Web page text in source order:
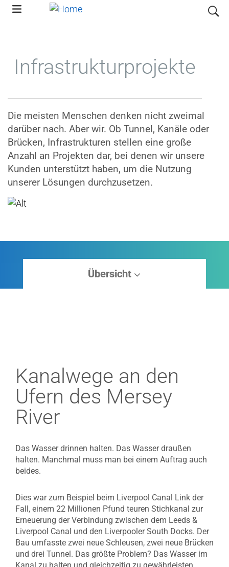
Skip
search
Infrastrukturprojekte
Die meisten Menschen denken nicht zweimal
darüber nach. Aber wir. Ob Tunnel, Kanäle oder
Brücken, Infrastrukturen stellen eine große
Anzahl an Projekten dar, bei denen wir unsere
Kunden unterstützt haben, um die Nutzung
unserer Lösungen durchzusetzen.
Übersicht
Kanalwege an den
Ufern des Mersey
River
Das Wasser drinnen halten. Das Wasser draußen
halten. Manchmal muss man bei einem Auftrag auch
beides.
Dies war zum Beispiel beim Liverpool Canal Link der
Fall, einem 22 Millionen Pfund teuren Stichkanal zur
Erneuerung der Verbindung zwischen dem Leeds &
Liverpool Canal und den Liverpooler South Docks. Der
Bau umfasste zwei neue Schleusen, zwei neue Brücken
und drei Tunnel. Das größte Problem? Das Wasser im